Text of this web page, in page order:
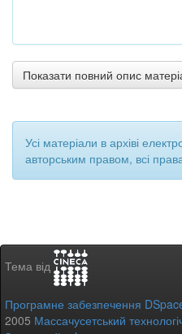
Показати повний опис
Усі матеріали в архіві
авторським правом, всі
Тема від
Програмне забезпечення
2005 Массачусетський